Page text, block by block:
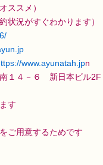
ススメ）
状況がすぐわかります）
yun.jp
www.ayunatah.jpn
１４－６ 新日本ビル2F
す
ご用意するためです